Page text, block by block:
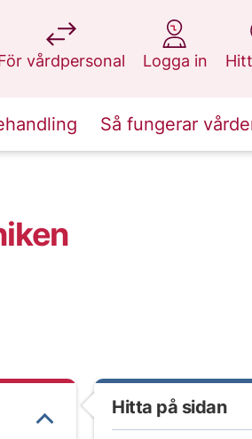
vårdpersonal
på 1177.se
Logga in
på 1177.se
på
Så fungerar
Hitta på sidan